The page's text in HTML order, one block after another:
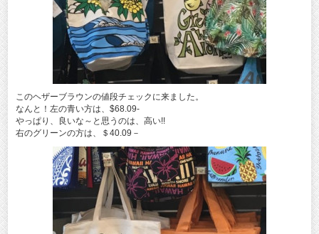
このヘザーブラウンの値段チェックに来ました。
なんと！左の青い方は、$68.09-
やっぱり、良いな～と思うのは、高い!!
右のグリーンの方は、＄40.09－